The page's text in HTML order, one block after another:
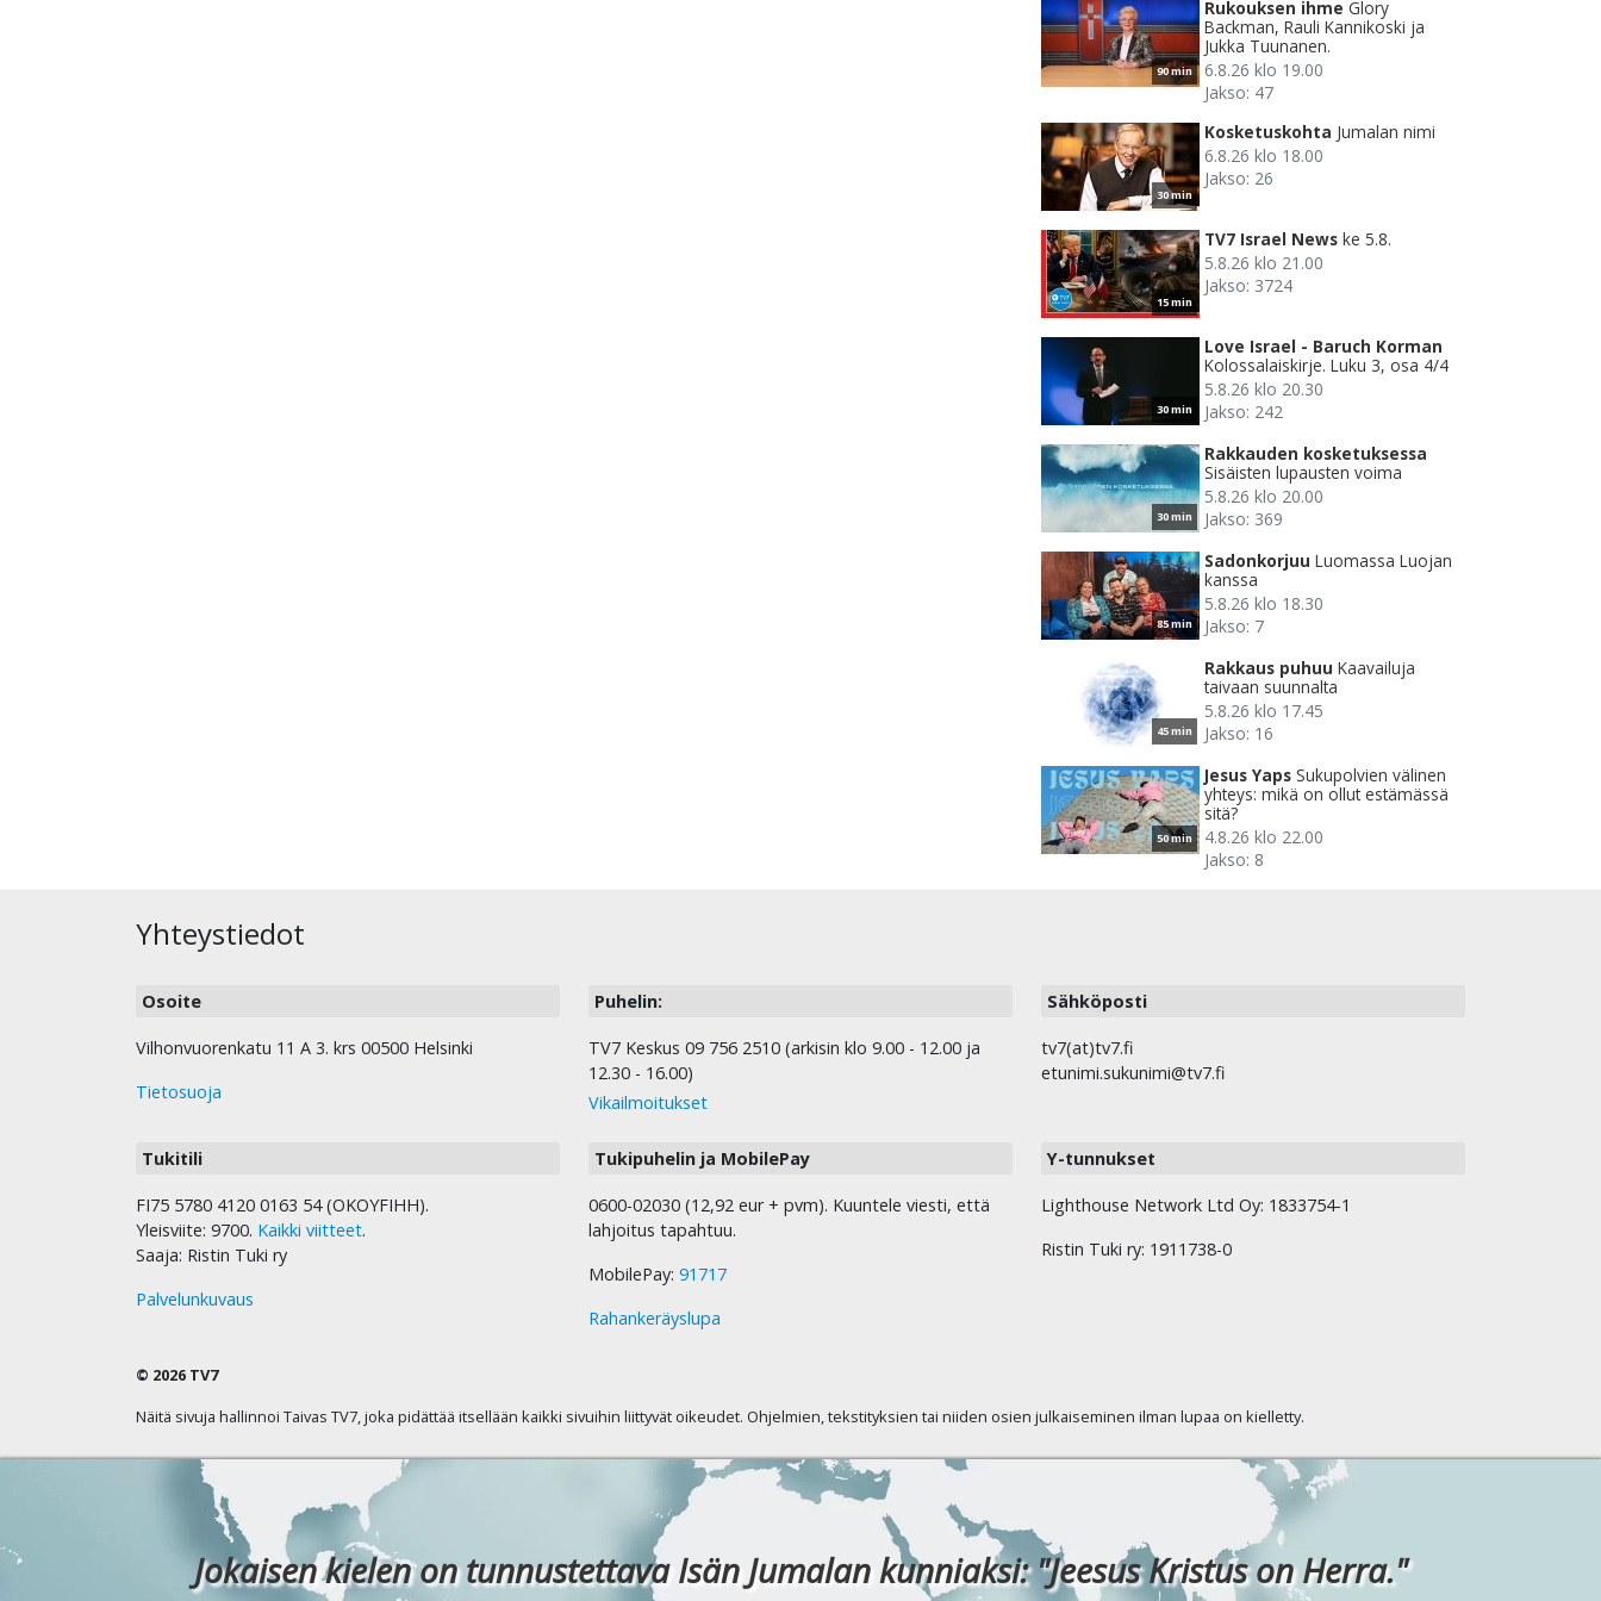
90 min
Rukouksen ihme Glory
Backman, Rauli Kannikoski ja
Jukka Tuunanen.
6.8.26 klo 19.00
Jakso: 47
30 min
Kosketuskohta Jumalan nimi
6.8.26 klo 18.00
Jakso: 26
15 min
TV7 Israel News ke 5.8.
5.8.26 klo 21.00
Jakso: 3724
30 min
Love Israel - Baruch Korman
Kolossalaiskirje. Luku 3, osa 4/4
5.8.26 klo 20.30
Jakso: 242
30 min
Rakkauden kosketuksessa
Sisäisten lupausten voima
5.8.26 klo 20.00
Jakso: 369
85 min
Sadonkorjuu Luomassa Luojan
kanssa
5.8.26 klo 18.30
Jakso: 7
45 min
Rakkaus puhuu Kaavailuja
taivaan suunnalta
5.8.26 klo 17.45
Jakso: 16
50 min
Jesus Yaps Sukupolvien välinen
yhteys: mikä on ollut estämässä
sitä?
4.8.26 klo 22.00
Jakso: 8
Yhteystiedot
Osoite
Vilhonvuorenkatu 11 A 3. krs 00500 Helsinki
Tietosuoja
Puhelin:
TV7 Keskus 09 756 2510 (arkisin klo 9.00 - 12.00 ja
12.30 - 16.00)
Vikailmoitukset
Sähköposti
tv7(at)tv7.fi
etunimi.sukunimi@tv7.fi
Tukitili
FI75 5780 4120 0163 54 (OKOYFIHH).
Yleisviite: 9700. Kaikki viitteet.
Saaja: Ristin Tuki ry
Palvelunkuvaus
Tukipuhelin ja MobilePay
0600-02030 (12,92 eur + pvm). Kuuntele viesti, että
lahjoitus tapahtuu.
MobilePay: 91717
Rahankeräyslupa
Y-tunnukset
Lighthouse Network Ltd Oy: 1833754-1
Ristin Tuki ry: 1911738-0
© 2026 TV7
Näitä sivuja hallinnoi Taivas TV7, joka pidättää itsellään kaikki sivuihin liittyvät oikeudet. Ohjelmien, tekstityksien tai niiden osien julkaiseminen ilman lupaa on kielletty.
Jokaisen kielen on tunnustettava Isän Jumalan kunniaksi: "Jeesus Kristus on Herra."